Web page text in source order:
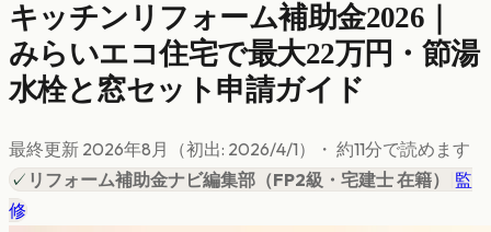
キッチンリフォーム補助金2026｜
みらいエコ住宅で最大22万円・節湯
水栓と窓セット申請ガイド
最終更新 2026年8月 （初出: 2026/4/1） ・ 約11分で読めます
✓ リフォーム補助金ナビ編集部 （FP2級・宅建士 在籍）
監
修